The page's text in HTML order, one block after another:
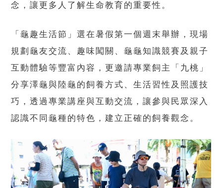
念，讓更多人了解生命教育的重要性。
「龜趣生活節」選在暑假第一個週末舉辦，現場
規劃龜友交流、趣味闖關、龜龜知識競賽及親子
互動體驗等豐富內容，更邀請專業飼主「九桃」
分享澤龜與陸龜的飼養方式、生活習性及照護技
巧，透過專業講座與互動交流，讓參與民眾深入
認識不同龜種的特色，建立正確的飼養觀念。